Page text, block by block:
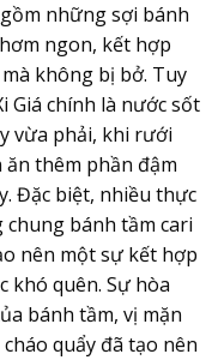
những sợi bánh
ngon, kết hợp
không bị bở. Tuy
Giá chính là nước sốt
vừa phải, khi rưới
thêm phần đậm
Đặc biệt, nhiều thực
bánh tầm cari
nên một sự kết hợp
khó quên. Sự hòa
bánh tầm, vị mặn
quẩy đã tạo nên